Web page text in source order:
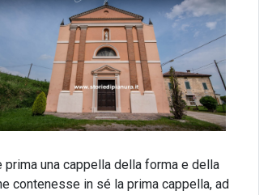
una cappella della forma e della
contenesse in sé la prima cappella, ad